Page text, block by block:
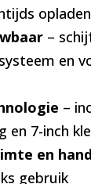
opladen
–
en
–
en 7-inch
en
gebruik